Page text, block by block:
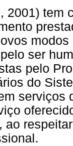
2001) tem
ser
pelo
do
serviços
ao